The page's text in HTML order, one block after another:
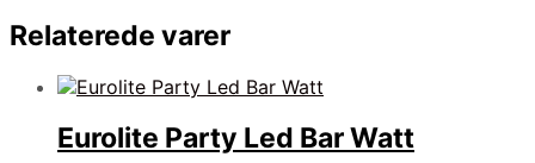
Relaterede varer
Eurolite Party Led Bar Watt